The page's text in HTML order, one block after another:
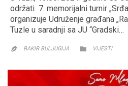
održati 7. memorijalni turnir
organizuje Udruženje građana
Tuzle u saradnji sa JU “Gradski…
 BAKIR BULJUGIJA  CATEGORY
VIJESTI